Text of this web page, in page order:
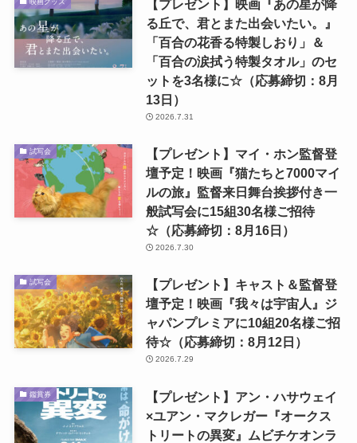
【プレゼント】映画『あの星が降
る丘で、君とまた出会いたい。』
「百合の花香る特製しおり」＆
「百合の涙拭う特製タオル」のセ
ットを3名様に☆（応募締切：8月
13日）
2026.7.31
試写会
【プレゼント】マイ・ホン監督登
壇予定！映画『猫たちと7000マイ
ルの旅』監督来日舞台挨拶付き一
般試写会に15組30名様ご招待
☆（応募締切：8月16日）
2026.7.30
試写会
【プレゼント】キャスト＆監督登
壇予定！映画『我々は宇宙人』ジ
ャパンプレミアに10組20名様ご招
待☆（応募締切：8月12日）
2026.7.29
鑑賞券
【プレゼント】アン・ハサウェイ
×ユアン・マクレガー『オークス
トリートの異変』ムビチケオンラ